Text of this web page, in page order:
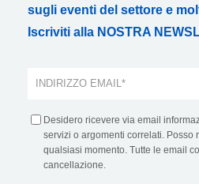
sugli eventi del settore e
Iscriviti alla NOSTRA
Desidero ricevere via email
servizi o argomenti correlati. Posso
qualsiasi momento. Tutte le email
cancellazione.